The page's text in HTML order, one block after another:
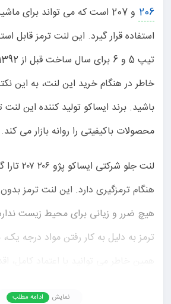
206
و 207 است که می تواند برای
خاطر در هنگام خرید این لنت، به این
باشید. برند ایساکو تولید کننده این
محصولات باکیفیتی را روانه بازار می کند.
لنت جلو
هنگام ترمزگیری دارد. این لنت ترمز
هیچ ضرر و زیانی برای محیط زیست
ترمز به دلیل به کار رفتن مواد درجه
نمایش ادامه مطلب